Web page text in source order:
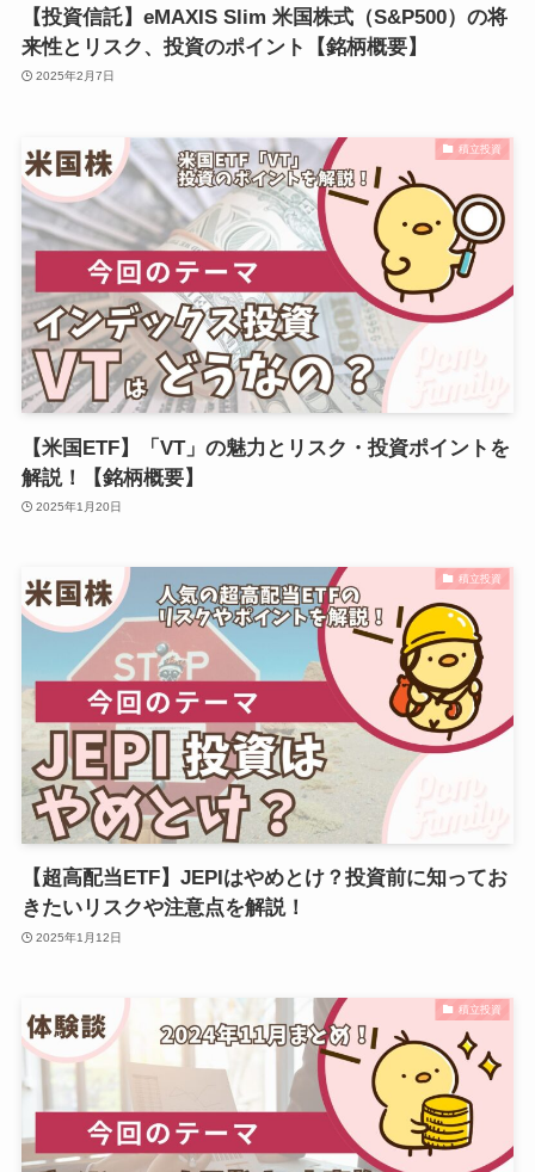
【投資信託】eMAXIS Slim 米国株式（S&P500）の将
来性とリスク、投資のポイント【銘柄概要】
2025年2月7日
積立投資
【米国ETF】「VT」の魅力とリスク・投資ポイントを
解説！【銘柄概要】
2025年1月20日
積立投資
【超高配当ETF】JEPIはやめとけ？投資前に知ってお
きたいリスクや注意点を解説！
2025年1月12日
積立投資